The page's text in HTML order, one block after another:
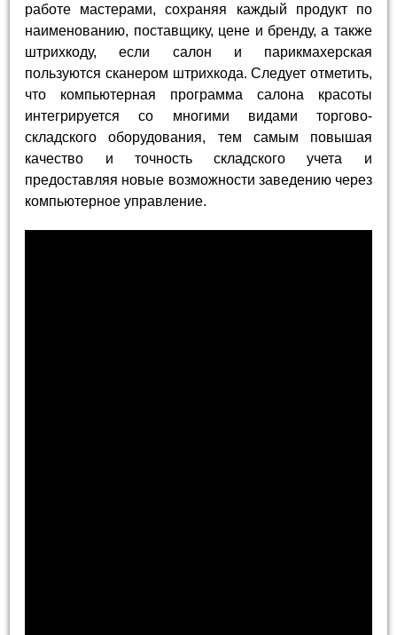
работе мастерами, сохраняя каждый продукт по
наименованию, поставщику, цене и бренду, а также
штрихкоду, если салон и парикмахерская
пользуются сканером штрихкода. Следует отметить,
что компьютерная программа салона красоты
интегрируется со многими видами торгово-
складского оборудования, тем самым повышая
качество и точность складского учета и
предоставляя новые возможности заведению через
компьютерное управление.